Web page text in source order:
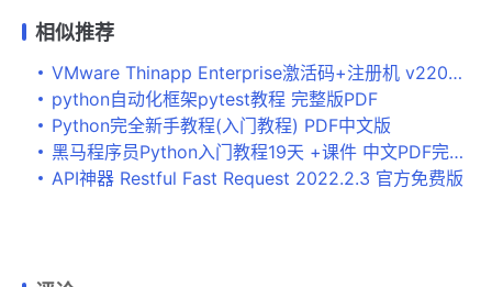
相似推荐
VMware Thinapp Enterprise激活码+注册机 v2203.0.0-19565674 附破解教程
python自动化框架pytest教程 完整版PDF
Python完全新手教程(入门教程) PDF中文版
黑马程序员Python入门教程19天 +课件 中文PDF完整版
API神器 Restful Fast Request 2022.2.3 官方免费版